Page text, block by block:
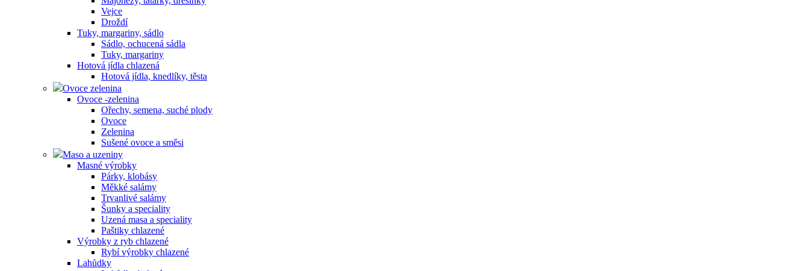
Vejce
Droždí
Tuky, margariny, sádlo
Sádlo, ochucená sádla
Tuky, margariny
Hotová jídla chlazená
Hotová jídla, knedlíky, těsta
Ovoce zelenina
Ovoce -zelenina
Ořechy, semena, suché plody
Ovoce
Zelenina
Sušené ovoce a směsi
Maso a uzeniny
Masné výrobky
Párky, klobásy
Měkké salámy
Trvanlivé salámy
Šunky a speciality
Uzená masa a speciality
Paštiky chlazené
Výrobky z ryb chlazené
Rybí výrobky chlazené
Lahůdky